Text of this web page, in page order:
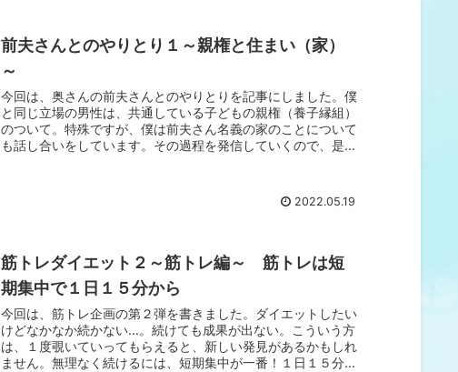
前夫さんとのやりとり１～親権と住まい（家）
～
今回は、奥さんの前夫さんとのやりとりを記事にしました。僕
と同じ立場の男性は、共通している子どもの親権（養子縁組）
のついて。特殊ですが、僕は前夫さん名義の家のことについて
も話し合いをしています。その過程を発信していくので、是非
2022.05.19
筋トレダイエット２～筋トレ編～ 筋トレは短
期集中で１日１５分から
今回は、筋トレ企画の第２弾を書きました。ダイエットしたい
けどなかなか続かない…。続けても成果が出ない。こういう方
は、１度覗いていってもらえると、新しい発見があるかもしれ
ません。無理なく続けるには、短期集中が一番！１日１５分か